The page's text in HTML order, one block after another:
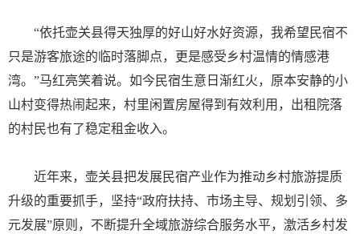
“依托壶关县得天独厚的好山好水好资源，我希望民宿不
只是游客旅途的临时落脚点，更是感受乡村温情的情感港
湾。”马红亮笑着说。如今民宿生意日渐红火，原本安静的小
山村变得热闹起来，村里闲置房屋得到有效利用，出租院落
的村民也有了稳定租金收入。
近年来，壶关县把发展民宿产业作为推动乡村旅游提质
升级的重要抓手，坚持“政府扶持、市场主导、规划引领、多
元发展”原则，不断提升全域旅游综合服务水平，激活乡村发